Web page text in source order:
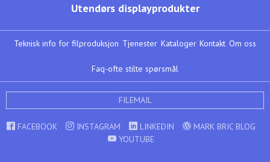
Utendørs displayprodukter
Teknisk info for filproduksjon Tjenester Kataloger Kontakt Om oss
Faq-ofte stilte spørsmål
FILEMAIL
FACEBOOK INSTAGRAM LINKEDIN
MARK BRIC BLOG
YOUTUBE